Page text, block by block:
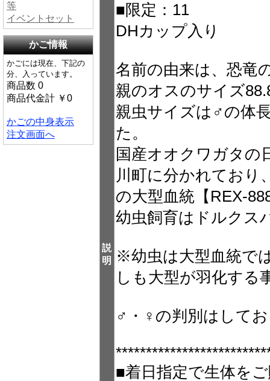
等
イベントセット
かご情報
かごには現在、下記の
分、入っています。
商品数 0
商品代金計 ￥0
かごの中身表示
注文画面へ
説
明
■限定：11
DHカップ入り
名前の由来は、恐竜
親のオスのサイズ
親虫サイズは♂の体
た。
国産オオクワガタの
川町に分かれており
の大型血統【
幼虫飼育はドルクス
※幼虫は大型血統で
しも大型が羽化する
♂・♀の判別はして
■着日指定で生体を